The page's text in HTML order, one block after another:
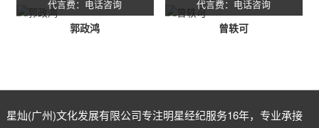
代言费：电话咨询
郭政鸿
代言费：电话咨询
曾轶可
星灿(广州)文化发展有限公司专注明星经纪服务16年，专业承接